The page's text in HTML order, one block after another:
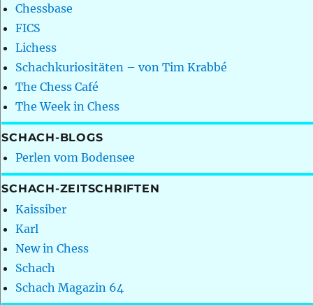
Chessbase
FICS
Lichess
Schachkuriositäten – von Tim Krabbé
The Chess Café
The Week in Chess
SCHACH-BLOGS
Perlen vom Bodensee
SCHACH-ZEITSCHRIFTEN
Kaissiber
Karl
New in Chess
Schach
Schach Magazin 64